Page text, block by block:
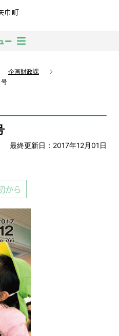
ー
企画財政課
最終更新日：2017年12月01日